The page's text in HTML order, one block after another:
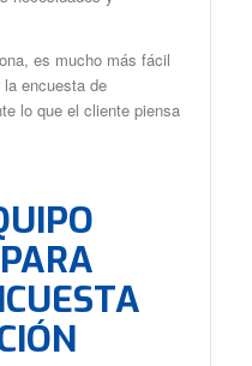
es mucho más fácil
encuesta de
lo que el cliente piensa